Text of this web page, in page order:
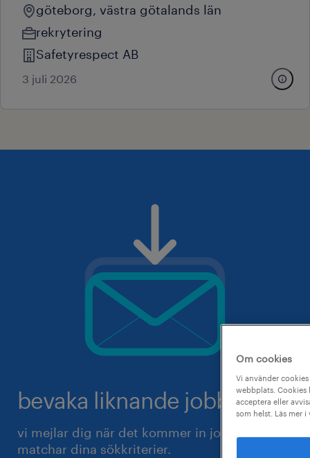
göteborg, västra götalands län
rekrytering
Safetyrespect AB
3 juli 2026
bevaka liknande jobb.
vi mejlar dig när det kommer in jobb som
matchar dina sökkriterier.
Om cookies
Vi använder
webbplats. Cookies
acceptera eller
som helst. Läs mer i